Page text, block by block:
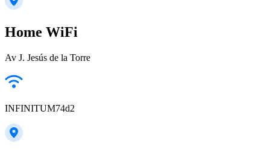
Home WiFi
Av J. Jesús de la Torre
INFINITUM74d2